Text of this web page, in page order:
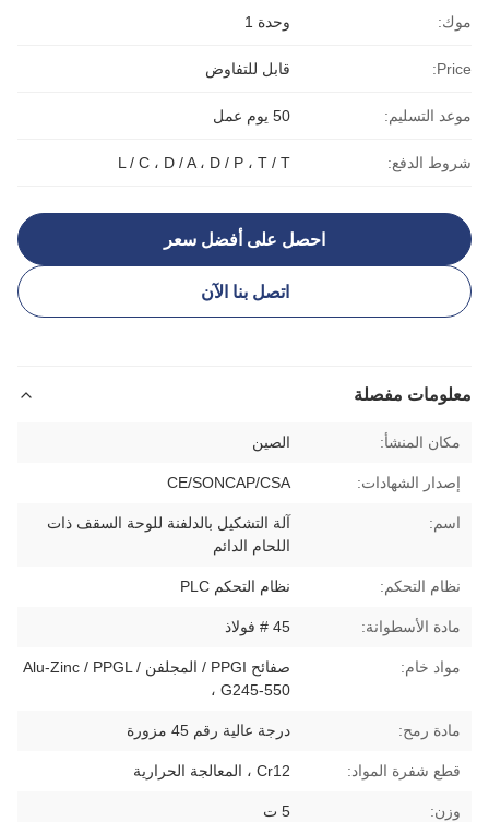
موك: وحدة 1
Price: قابل للتفاوض
موعد التسليم: 50 يوم عمل
شروط الدفع: L / C ، D / A ، D / P ، T / T
احصل على أفضل سعر
اتصل بنا الآن
معلومات مفصلة
مكان المنشأ: الصين
إصدار الشهادات: CE/SONCAP/CSA
اسم:
آلة التشكيل بالدلفنة للوحة السقف ذات
اللحام الدائم
نظام التحكم: نظام التحكم PLC
مادة الأسطوانة: 45 # فولاذ
مواد خام:
صفائح PPGI / المجلفن / Alu-Zinc / PPGL
، G245-550
مادة رمح: درجة عالية رقم 45 مزورة
قطع شفرة المواد: Cr12 ، المعالجة الحرارية
وزن: 5 ت